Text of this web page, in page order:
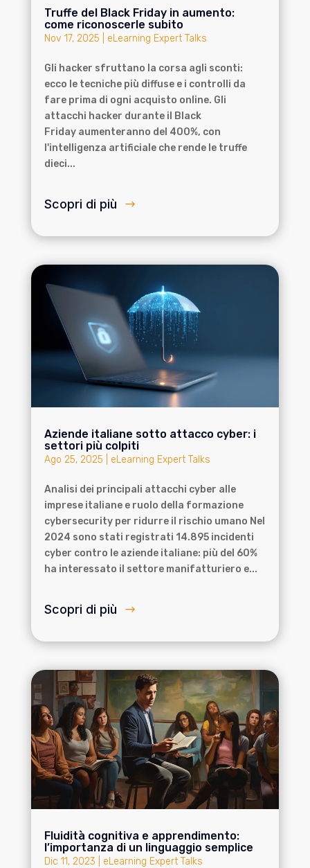
Truffe del Black Friday in aumento:
come riconoscerle subito
Nov 17, 2025 eLearning Expert Talks
Gli hacker sfruttano la corsa agli sconti:
ecco le tecniche più diffuse e i controlli da
fare prima di ogni acquisto online. Gli
attacchi hacker durante il Black
Friday aumenteranno del 400%, con
l'intelligenza artificiale che rende le truffe
dieci...
Scopri di più
Aziende italiane sotto attacco cyber: i
settori più colpiti
Ago 25, 2025 eLearning Expert Talks
Analisi dei principali attacchi cyber alle
imprese italiane e ruolo della formazione
cybersecurity per ridurre il rischio umano Nel
2024 sono stati registrati 14.895 incidenti
cyber contro le aziende italiane: più del 60%
ha interessato il settore manifatturiero e...
Scopri di più
Fluidità cognitiva e apprendimento:
l’importanza di un linguaggio semplice
Dic 11, 2023 eLearning Expert Talks